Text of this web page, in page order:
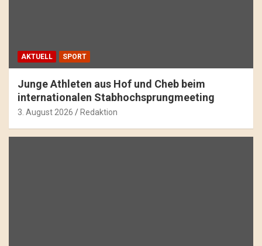
AKTUELL SPORT
Junge Athleten aus Hof und Cheb beim
internationalen Stabhochsprungmeeting
3. August 2026 Redaktion